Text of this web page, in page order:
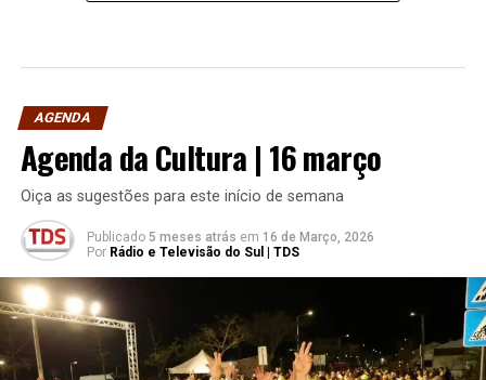
AGENDA
Agenda da Cultura | 16 março
Oiça as sugestões para este início de semana
Publicado 5 meses atrás em 16 de Março, 2026
Por Rádio e Televisão do Sul | TDS